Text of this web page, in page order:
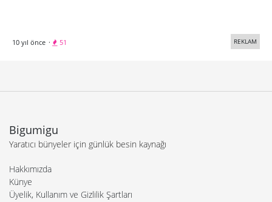
10 yıl önce · 51 REKLAM
Bigumigu
Yaratıcı bünyeler için günlük besin kaynağı
Hakkımızda
Künye
Üyelik, Kullanım ve Gizlilik Şartları